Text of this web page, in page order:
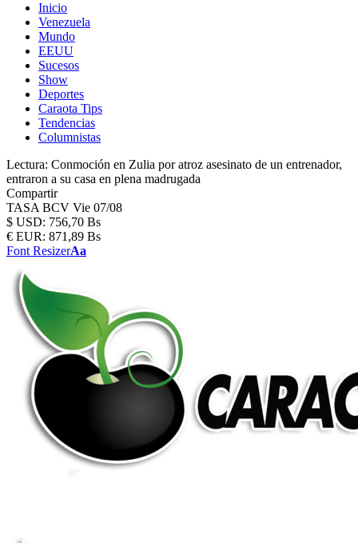
Inicio
Venezuela
Mundo
EEUU
Sucesos
Show
Deportes
Caraota Tips
Tendencias
Columnistas
Lectura: Conmoción en Zulia por atroz asesinato de un entrenador,
entraron a su casa en plena madrugada
Compartir
TASA BCV Vie 07/08
$ USD: 756,70 Bs
€ EUR: 871,89 Bs
Font ResizerAa